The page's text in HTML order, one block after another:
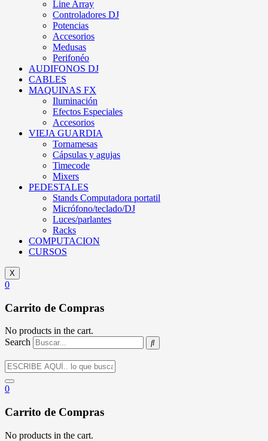
Line Array
Controladores DJ
Potencias
Accesorios
Medusas
Perifonéo
AUDIFONOS DJ
CABLES
MAQUINAS FX
Iluminación
Efectos Especiales
Accesorios
VIEJA GUARDIA
Tornamesas
Cápsulas y agujas
Timecode
Mixers
PEDESTALES
Stands Computadora portatil
Micrófono/teclado/DJ
Luces/parlantes
Racks
COMPUTACION
CURSOS
X
0
Carrito de Compras
No products in the cart.
Search
0
Carrito de Compras
No products in the cart.